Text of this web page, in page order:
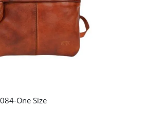
One Size